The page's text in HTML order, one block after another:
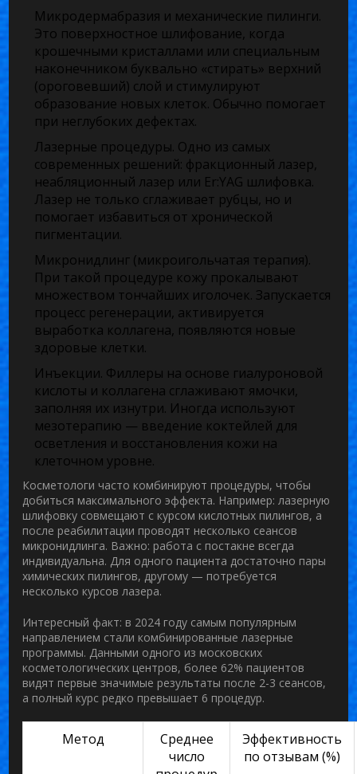
Микродермабразия и механические пилинги.
Это поверхностное шлифование, когда
крошечными кристаллами или специальным
наконечником буквально «стирать» верхний
(ороговевший) слой и стимулируют
образование новых клеток. Обычно помогает
при неглубоких дефектах.
Лазерные процедуры. Одно из самых
современных решений: фракционный лазер,
неабляционный лазер или Er:YAG шлифовка.
Лазер не только сглаживает рубцы, но и
помогает избавиться от хронической
пигментации.
Микронидлинг (микроигольчатая терапия).
При такой процедуре кожу прокалывают
множеством тончайших иголочек. Запускается
процесс регенерации, активируется
выработка коллагена, появляются новые
здоровые клетки.
Инъекции. Филлеры на основе гиалуроновой
кислоты и коллагена сглаживают ямочки,
заполняя их изнутри. Иногда используют
мезотерапию — введение коктейлей для
осветления и восстановления кожи на
клеточном уровне.
Косметологи часто комбинируют процедуры, чтобы
добиться максимального эффекта. Например: лазерную
шлифовку совмещают с курсом кислотных пилингов, а
после реабилитации проводят несколько сеансов
микронидлинга. Важно: работа с постакне всегда
индивидуальна. Для одного пациента достаточно пары
химических пилингов, другому — потребуется
несколько курсов лазера.
Интересный факт: в 2024 году самым популярным
направлением стали комбинированные лазерные
программы. Данными одного из московских
косметологических центров, более 62% пациентов
видят первые значимые результаты после 2-3 сеансов,
а полный курс редко превышает 6 процедур.
Метод
Среднее
число
Эффективность
по отзывам (%)